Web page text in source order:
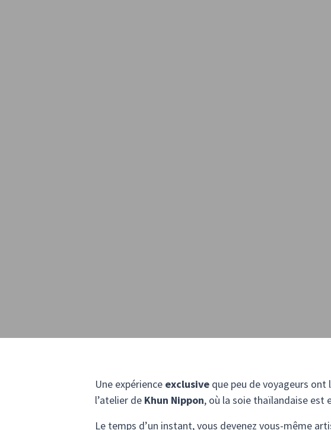
Une expérience exclusive que peu de voyageurs ont
l’atelier de Khun Nippon, où la soie thaïlandaise est
Le temps d’un instant, vous devenez vous-même